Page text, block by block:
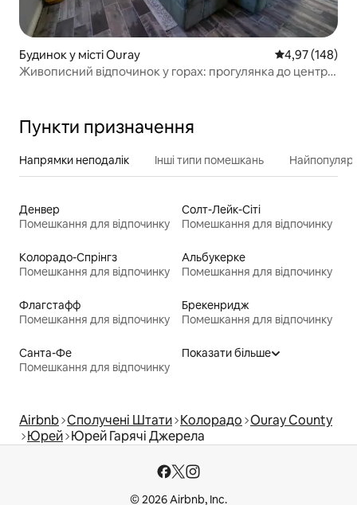
Будинок у місті Ouray Середня
4,97 (148)
Живописний відпочинок у горах: прогулянка до центру
Пункти призначення
Напрямки неподалік Інші типи помешкань
Денвер
Помешкання для відпочинку
Солт-Лейк-Сіті
Помешкання для відпочинку
Колорадо-Спрінгз
Помешкання для відпочинку
Альбукерке
Помешкання для відпочинку
Флагстафф
Помешкання для відпочинку
Брекенридж
Помешкання для відпочинку
Санта-Фе
Помешкання для відпочинку
Показати більше
Airbnb Сполучені Штати Колорадо Ouray County
Юрей Юрей Гарячі Джерела
© 2026 Airbnb, Inc.